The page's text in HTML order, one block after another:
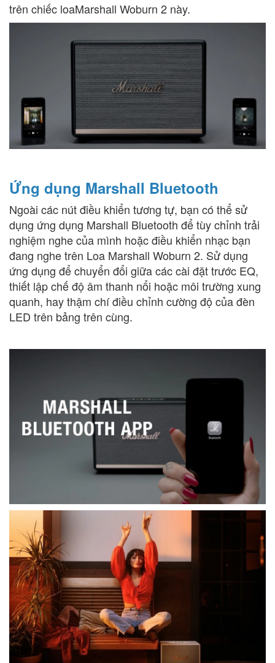
trên chiếc loaMarshall Woburn 2 này.
Ứng dụng Marshall Bluetooth
Ngoài các nút điều khiển tương tự, bạn có thể sử
dụng ứng dụng Marshall Bluetooth để tùy chỉnh trải
nghiệm nghe của mình hoặc điều khiển nhạc bạn
đang nghe trên Loa Marshall Woburn 2. Sử dụng
ứng dụng để chuyển đổi giữa các cài đặt trước EQ,
thiết lập chế độ âm thanh nổi hoặc môi trường xung
quanh, hay thậm chí điều chỉnh cường độ của đèn
LED trên bảng trên cùng.